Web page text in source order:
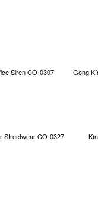
Siren CO-0307 Gọng
Streetwear CO-0327